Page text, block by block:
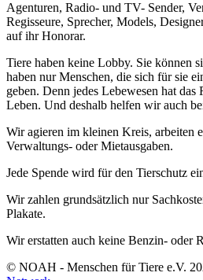
Agenturen, Radio- und TV- Sender,
Regisseure, Sprecher, Models,
auf ihr Honorar.
Tiere haben keine Lobby. Sie können
haben nur Menschen, die sich für sie
geben. Denn jedes Lebewesen hat das
Leben. Und deshalb helfen wir auch
Wir agieren im kleinen Kreis, arbeiten
Verwaltungs- oder Mietausgaben.
Jede Spende wird für den Tierschutz
Wir zahlen grundsätzlich nur
Plakate.
Wir erstatten auch keine Benzin- oder
© NOAH - Menschen für Tiere e.V.